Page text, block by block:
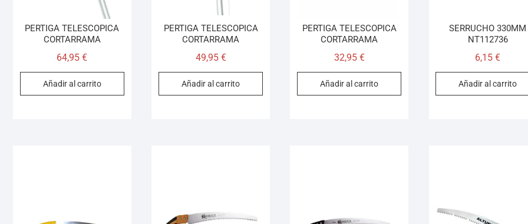
PERTIGA TELESCOPICA
CORTARRAMA
64,95€
Añadir al carrito
PERTIGA TELESCOPICA
CORTARRAMA
49,95 €
Añadir al carrito
PERTIGA TELESCOPICA
CORTARRAMA
32,95 €
Añadir al carrito
SERRUCHO 330MM
NT112736
6,15€
Añadir al carrito